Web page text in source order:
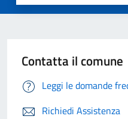
Contatta il comune
Leggi le domande
Richiedi Assistenza